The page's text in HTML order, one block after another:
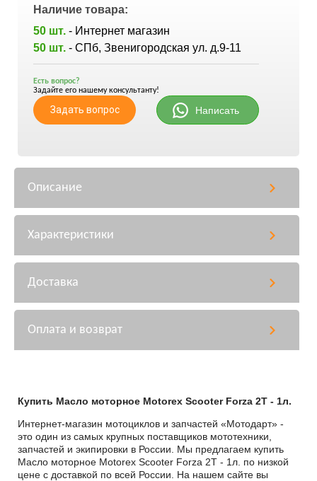
Наличие товара:
50 шт. - Интернет магазин
50 шт. - СПб, Звенигородская ул. д.9-11
Есть вопрос?
Задайте его нашему консультанту!
Задать вопрос Написать
Описание
Характеристики
Доставка
Оплата и возврат
Купить Масло моторное Motorex Scooter Forza 2T - 1л.
Интернет-магазин мотоциклов и запчастей «Мотодарт» -
это один из самых крупных поставщиков мототехники,
запчастей и экипировки в России. Мы предлагаем купить
Масло моторное Motorex Scooter Forza 2T - 1л. по низкой
цене с доставкой по всей России. На нашем сайте вы